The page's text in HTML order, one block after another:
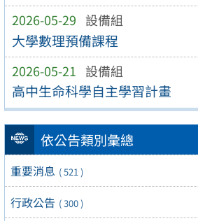
2026-05-29 設備組
大學數理預備課程
2026-05-21 設備組
高中生命科學自主學習計畫
依公告類別彙總
重要消息 ( 521 )
行政公告 ( 300 )